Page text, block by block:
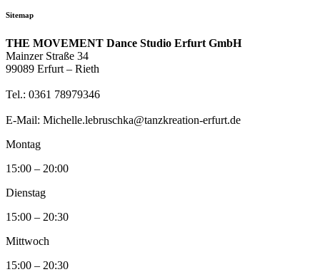
Sitemap
THE MOVEMENT Dance Studio Erfurt GmbH
Mainzer Straße 34
99089 Erfurt – Rieth
Tel.: 0361 78979346
E-Mail: Michelle.lebruschka@tanzkreation-erfurt.de
Montag
15:00 – 20:00
Dienstag
15:00 – 20:30
Mittwoch
15:00 – 20:30